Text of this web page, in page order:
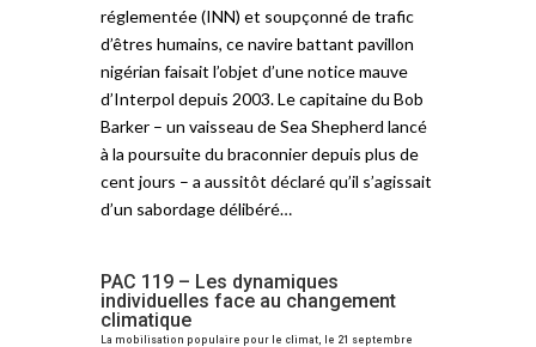
réglementée (INN) et soupçonné de trafic
d’êtres humains, ce navire battant pavillon
nigérian faisait l’objet d’une notice mauve
d’Interpol depuis 2003. Le capitaine du Bob
Barker – un vaisseau de Sea Shepherd lancé
à la poursuite du braconnier depuis plus de
cent jours – a aussitôt déclaré qu’il s’agissait
d’un sabordage délibéré…
PAC 119 – Les dynamiques
individuelles face au changement
climatique
La mobilisation populaire pour le climat, le 21 septembre